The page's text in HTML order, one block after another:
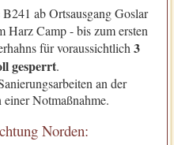
ab Ortsausgang Goslar
Harz Camp - bis zum ersten
für voraussichtlich3
gesperrt.
an der
Notmaßnahme.
Norden: